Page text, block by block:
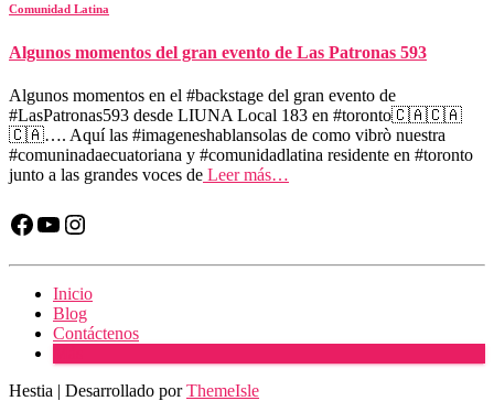
Comunidad Latina
Algunos momentos del gran evento de Las Patronas 593
Algunos momentos en el #backstage del gran evento de
#LasPatronas593 desde LIUNA Local 183 en #toronto🇨🇦🇨🇦
🇨🇦…. Aquí las #imageneshablansolas de como vibrò nuestra
#comuninadaecuatoriana y #comunidadlatina residente en #toronto
junto a las grandes voces de Leer más…
Facebook
YouTube
Instagram
Inicio
Blog
Contáctenos
Hestia | Desarrollado porThemeIsle